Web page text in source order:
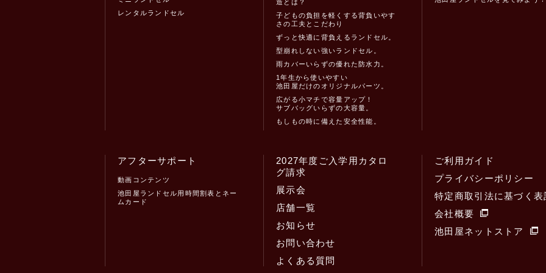
レンタルランドセル
造とは？
子どもの負担を軽くする背負いやす
さの工夫とこだわり
ずっと快適に背負えるランドセル。
型崩れしない強いランドセル。
雨カバーいらずの優れた防水力。
1年生から使いやすい
池田屋だけのオリジナルパーツ。
広がる小マチで容量アップ！
サブバッグいらずの大容量。
もしもの時に備えた安全性能。
アフターサポート
動画コンテンツ
池田屋ランドセル用時間割表とネー
ムカード
2027年度ご入学用カタロ
グ請求
展示会
店舗一覧
お知らせ
お問い合わせ
よくある質問
ご利用ガイド
プライバシーポリシー
特定商取引法に基づく表
会社概要
池田屋ネットストア